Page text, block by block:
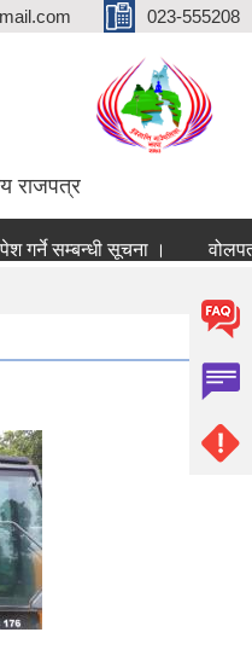
023-555208
राजपत्र
सम्बन्धी सूचना । वोलपत्र